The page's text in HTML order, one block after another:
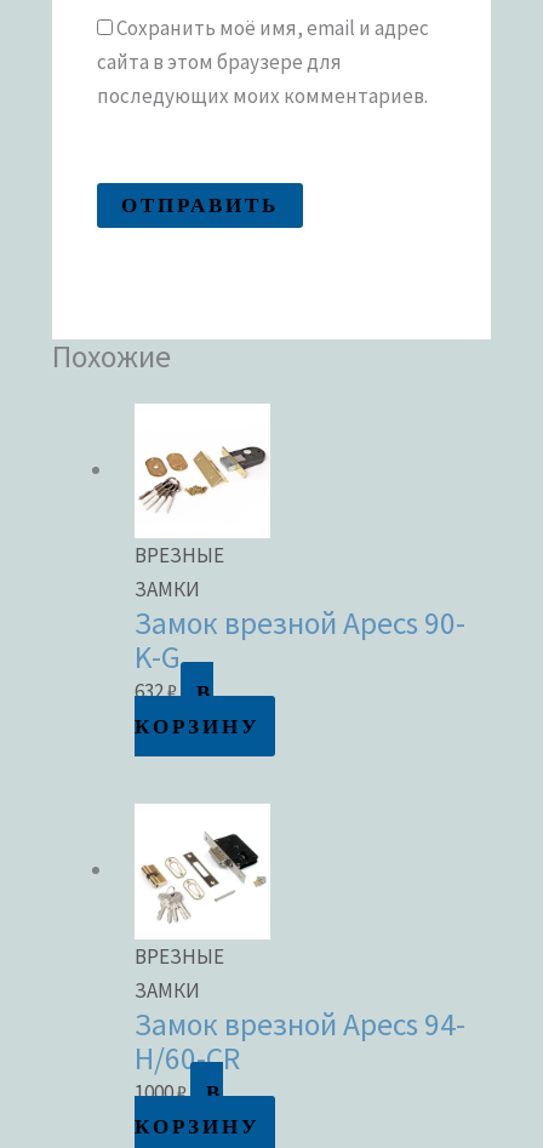
Сохранить моё имя, email и адрес
сайта в этом браузере для
последующих моих комментариев.
Похожие
ВРЕЗНЫЕ
ЗАМКИ
Замок врезной Apecs 90-
K-G
632₽
В
КОРЗИНУ
ВРЕЗНЫЕ
ЗАМКИ
Замок врезной Apecs 94-
H/60-CR
1000₽
В
КОРЗИНУ